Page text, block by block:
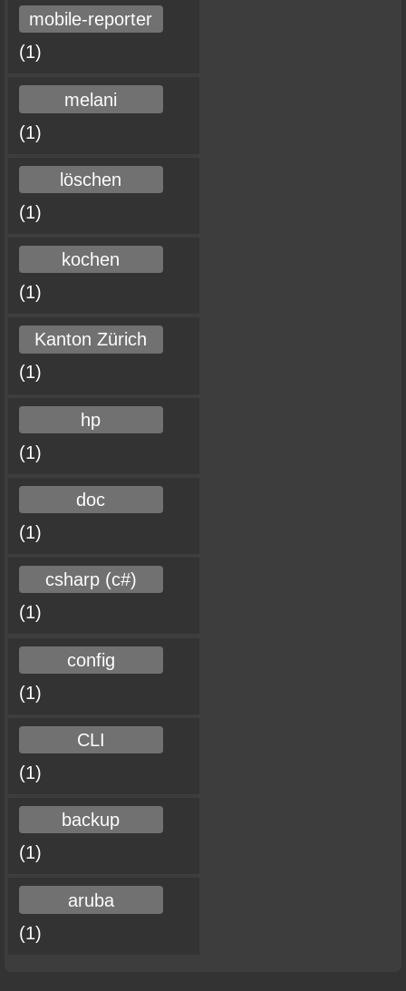
mobile-reporter
(1)
melani
(1)
löschen
(1)
kochen
(1)
Kanton Zürich
(1)
hp
(1)
doc
(1)
csharp (c#)
(1)
config
(1)
CLI
(1)
backup
(1)
aruba
(1)